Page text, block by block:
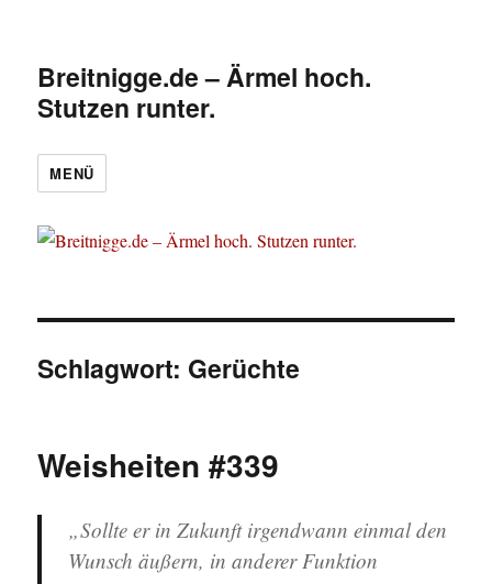
Breitnigge.de – Ärmel hoch.
Stutzen runter.
MENÜ
Schlagwort: Gerüchte
Weisheiten #339
„Sollte er in Zukunft irgendwann einmal den
Wunsch äußern, in anderer Funktion